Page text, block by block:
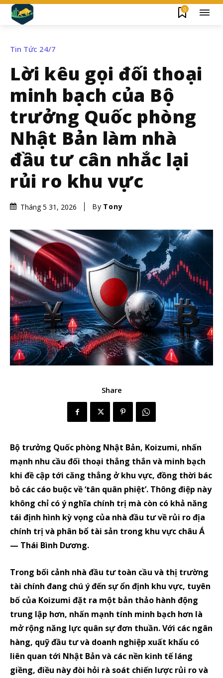
0
Tin Tức 24/7
Lời kêu gọi đối thoại
minh bạch của Bộ
trưởng Quốc phòng
Nhật Bản làm nhà
đầu tư cân nhắc lại
rủi ro khu vực
Tháng 5 31, 2026 By Tony
Share
Bộ trưởng Quốc phòng Nhật Bản, Koizumi, nhấn
mạnh nhu cầu đối thoại thẳng thắn và minh bạch
khi đề cập tới căng thẳng ở khu vực, đồng thời bác
bỏ các cáo buộc về ‘tân quân phiệt’. Thông điệp này
không chỉ có ý nghĩa chính trị mà còn có khả năng
tái định hình kỳ vọng của nhà đầu tư về rủi ro địa
chính trị và phân bổ tài sản trong khu vực châu Á
— Thái Bình Dương.
Trong bối cảnh nhà đầu tư toàn cầu và thị trường
tài chính đang chú ý đến sự ổn định khu vực, tuyên
bố của Koizumi đặt ra một bản thảo hành động
trung lập hơn, nhấn mạnh tính minh bạch hơn là
mở rộng năng lực quân sự đơn thuần. Với các ngân
hàng, quỹ đầu tư và doanh nghiệp xuất khẩu có
liên quan tới Nhật Bản và các nền kinh tế láng
giềng, điều này đòi hỏi rà soát chiến lược rủi ro và